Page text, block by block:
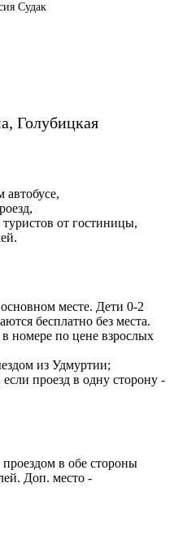
Судак
Голубицкая
автобусе,
туристов от гостиницы,
месте. Дети 0-2
бесплатно без места.
номере по цене взрослых
из Удмуртии;
проезд в одну сторону -
в обе стороны
Доп. место -